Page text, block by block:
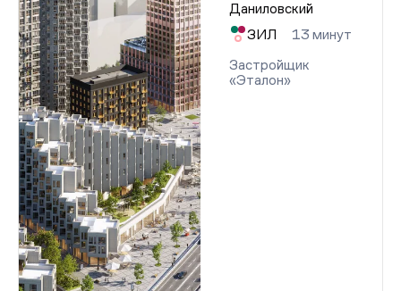
Даниловский
ЗИЛ
13 минут
Застройщик
«Эталон»